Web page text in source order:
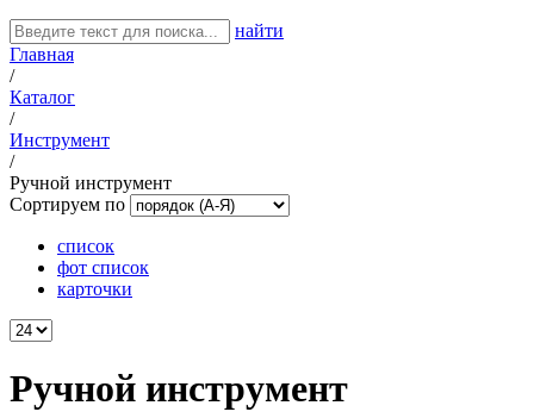
найти
Главная
/
Каталог
/
Инструмент
/
Ручной инструмент
Сортируем по
список
фот список
карточки
Ручной инструмент